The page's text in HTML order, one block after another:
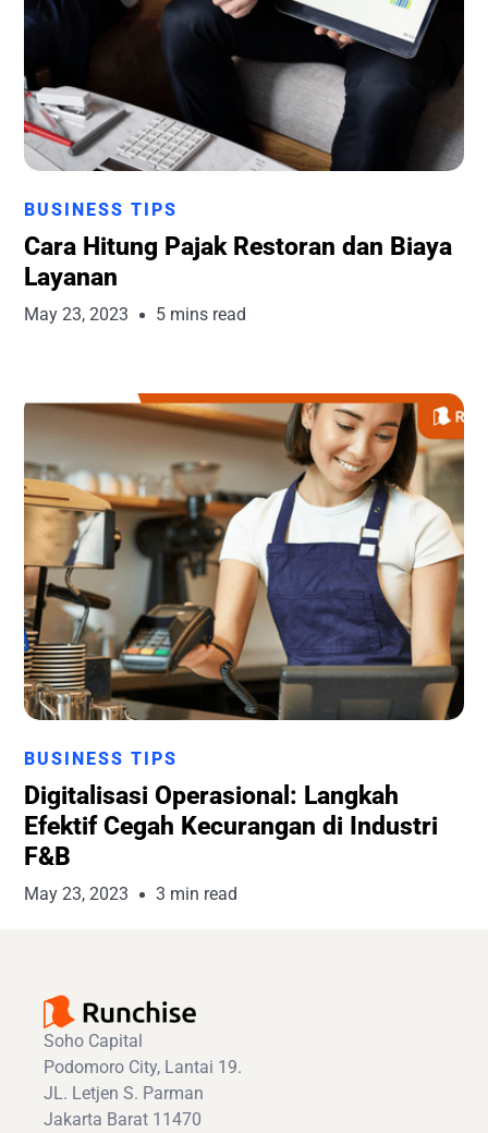
Runchise Team
BUSINESS TIPS
Cara Hitung Pajak Restoran dan Biaya
Layanan
May 23, 2023 5 mins read
Runchise Team
BUSINESS TIPS
Digitalisasi Operasional: Langkah
Efektif Cegah Kecurangan di Industri
F&B
May 23, 2023 3 min read
Soho Capital
Podomoro City, Lantai 19.
JL. Letjen S. Parman
Jakarta Barat 11470